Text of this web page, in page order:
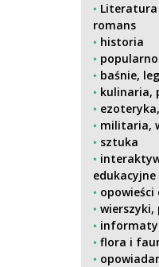
Literatura
romans
historia
baśnie,
kulinaria,
militaria,
sztuka
edukacyjne
opowieści
wierszyki,
flora i